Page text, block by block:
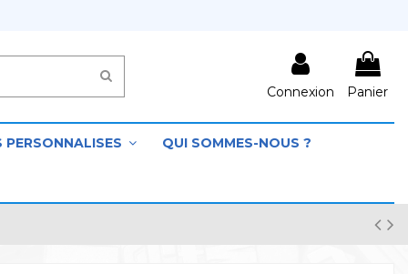
Connexion Panier
PERSONNALISES QUI SOMMES-NOUS ?